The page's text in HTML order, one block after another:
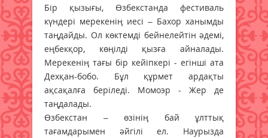
Бір қызығы, Өзбекстанда фестиваль
күндері мерекенің иесі – Бахор ханымды
таңдайды. Ол көктемді бейнелейтін әдемі,
еңбекқор, көңілді қызға айналады.
Мерекенің тағы бір кейіпкері - егінші ата
Дехқан-бобо. Бұл құрмет ардақты
ақсақалға беріледі. Момоэр - Жер де
таңдалады.
Өзбекстан – өзінің бай ұлттық
тағамдарымен әйгілі ел. Наурызда